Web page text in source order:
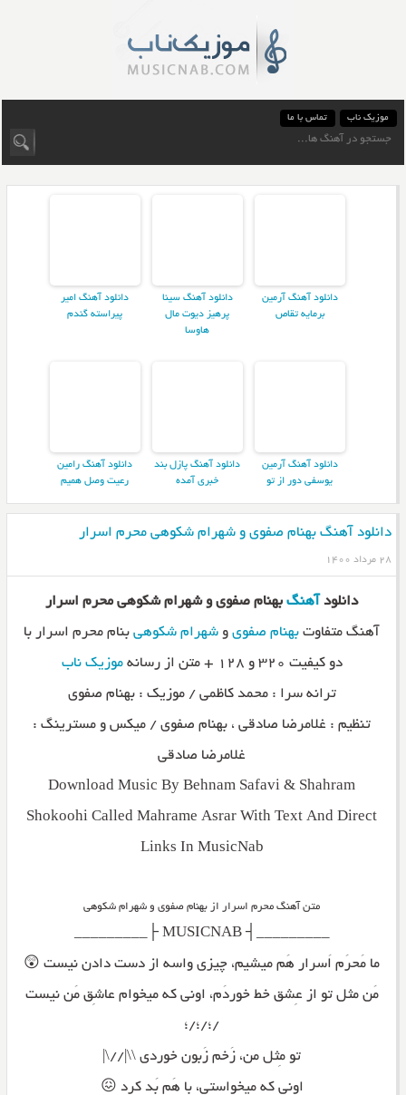
موزیک ناب تماس با ما
دانلود آهنگ آرمین
برمایه تقاص
دانلود آهنگ سینا
پرهیز دیوت مال
هاوسا
دانلود آهنگ امیر
پیراسته گندم
دانلود آهنگ آرمین
یوسفی دور از تو
دانلود آهنگ پازل بند
خبری آمده
دانلود آهنگ رامین
رعیت وصل همیم
دانلود آهنگ بهنام صفوی و شهرام شکوهی محرم اسرار
۲۸ مرداد ۱۴۰۰
دانلود آهنگبهنام صفوی و شهرام شکوهی محرم اسرار
آهنگ متفاوت بهنام صفویو شهرام شکوهیبنام محرم اسرار با
دو کیفیت ۳۲۰ و ۱۲۸ + متن از رسانه
موزیک ناب
ترانه سرا : محمد کاظمی / موزيک : بهنام صفوی
تنظيم : غلامرضا صادقی ، بهنام صفوی / ميکس و مسترينگ :
غلامرضا صادقی
Download Music By Behnam Safavi & Shahram
Shokoohi Called Mahrame Asrar With Text And Direct
Links In MusicNab
متن آهنگ محرم اسرار از بهنام صفوی و شهرام شکوهی
_________┤ MUSICNAB ├_________
ما مَحرَم اَسرار هَم میشیم، چیزی واسه از دست دادن نیست 😲
مَن مثل تو از عِشق خط خوردَم، اونی که میخوام عاشِق مَن نیست
/؛/؛/؛
تو مِثل من، زَخم زَبون خوردی \\|//\|
اونی که میخواستی، با هَم بَد کرد 😖